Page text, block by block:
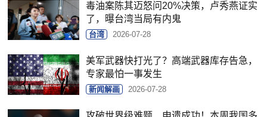
毒油案陈其迈怒问20%决策，卢秀燕证实
了，曝台湾当局有内鬼
台湾 2026-07-28
美军武器快打光了？高端武器库存告急，
专家最怕一事发生
新闻解画 2026-07-28